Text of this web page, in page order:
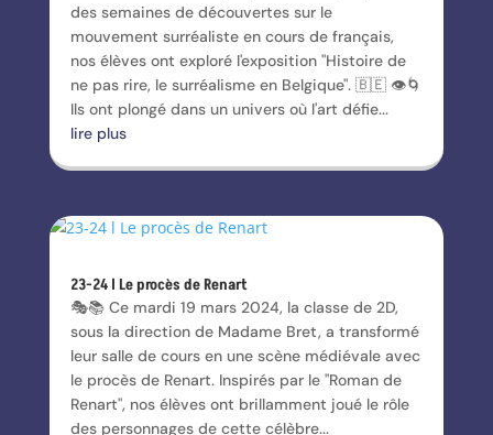
des semaines de découvertes sur le
mouvement surréaliste en cours de français,
nos élèves ont exploré l'exposition "Histoire de
ne pas rire, le surréalisme en Belgique". 🇧🇪 👁️🌀
Ils ont plongé dans un univers où l'art défie...
lire plus
23-24 l Le procès de Renart
🎭📚 Ce mardi 19 mars 2024, la classe de 2D,
sous la direction de Madame Bret, a transformé
leur salle de cours en une scène médiévale avec
le procès de Renart. Inspirés par le "Roman de
Renart", nos élèves ont brillamment joué le rôle
des personnages de cette célèbre...